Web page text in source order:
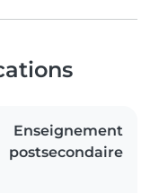
Enseignement
postsecondaire